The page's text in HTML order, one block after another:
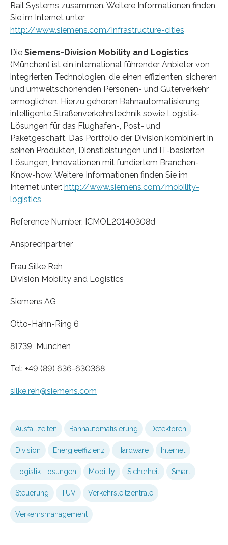
Rail Systems zusammen. Weitere Informationen finden
Sie im Internet unter
http://www.siemens.com/infrastructure-cities
Die Siemens-Division Mobility and Logistics
(München) ist ein international führender Anbieter von
integrierten Technologien, die einen effizienten, sicheren
und umweltschonenden Personen- und Güterverkehr
ermöglichen. Hierzu gehören Bahnautomatisierung,
intelligente Straßenverkehrstechnik sowie Logistik-
Lösungen für das Flughafen-, Post- und
Paketgeschäft. Das Portfolio der Division kombiniert in
seinen Produkten, Dienstleistungen und IT-basierten
Lösungen, Innovationen mit fundiertem Branchen-
Know-how. Weitere Informationen finden Sie im
Internet unter: http://www.siemens.com/mobility-
logistics
Reference Number: ICMOL20140308d
Ansprechpartner
Frau Silke Reh
Division Mobility and Logistics
Siemens AG
Otto-Hahn-Ring 6
81739 München
Tel: +49 (89) 636-630368
silke.reh@siemens.com
Ausfallzeiten Bahnautomatisierung Detektoren
Division Energieeffizienz Hardware Internet
Logistik-Lösungen Mobility Sicherheit Smart
Steuerung TÜV Verkehrsleitzentrale
Verkehrsmanagement